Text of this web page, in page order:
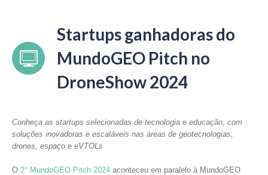
Startups ganhadoras do
MundoGEO Pitch no
DroneShow 2024
Conheça as startups selecionadas de tecnologia e educação, com
soluções inovadoras e escaláveis nas áreas de geotecnologias,
drones, espaço e eVTOLs
O 2° MundoGEO Pitch 2024 aconteceu em paralelo à MundoGEO